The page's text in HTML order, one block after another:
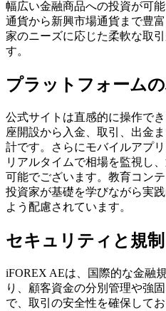
幅広い金融商品への投資が可
通貨から新興市場通貨まで豊
家のニーズに応じた柔軟な取
す。
プラットフォーム
公式サイトは直感的に操作で
座開設から入金、取引、出金
計です。さらにモバイルアプ
リアルタイムで相場を監視し
可能でございます。教育コン
投資家が基礎を学びながら実
よう配慮されています。
セキュリティと規制
iFOREX AEは、国際的な金融
り、顧客資金の分別管理や強
で、取引の安全性を確保して